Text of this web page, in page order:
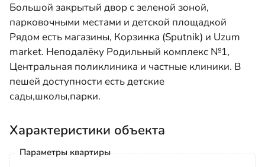
Большой закрытый двор с зеленой зоной,
парковочными местами и детской площадкой
Рядом есть магазины, Корзинка (Sputnik) и Uzum
market. Неподалёку Родильный комплекс №1,
Центральная поликлиника и частные клиники. В
пешей доступности есть детские
сады,школы,парки.
Характеристики объекта
Параметры квартиры